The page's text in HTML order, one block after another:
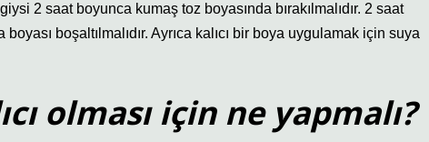
2 saat boyunca kumaş toz boyasında bırakılmalıdır. 2 saat
boşaltılmalıdır. Ayrıca kalıcı bir boya uygulamak için suya
olması için ne yapmalı?